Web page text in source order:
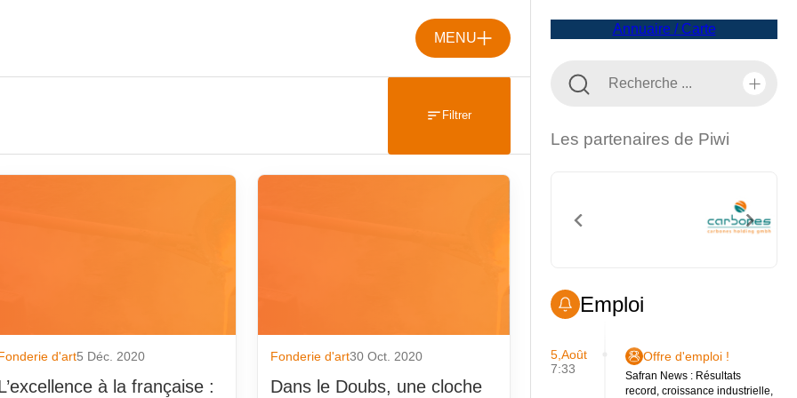
MENU
d'art
Filtrer
d'art5 Déc. 2020
à la française :
Fonderie d'art30 Oct. 2020
Dans le Doubs, une cloche
Annuaire / Carte
Les partenaires de Piwi
Emploi
5,Août
7:33
Offre d'emploi !
Safran News : Résultats
record, croissance industrielle,